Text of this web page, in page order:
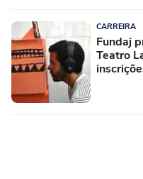
CARREIRA
Fundaj
Teatro